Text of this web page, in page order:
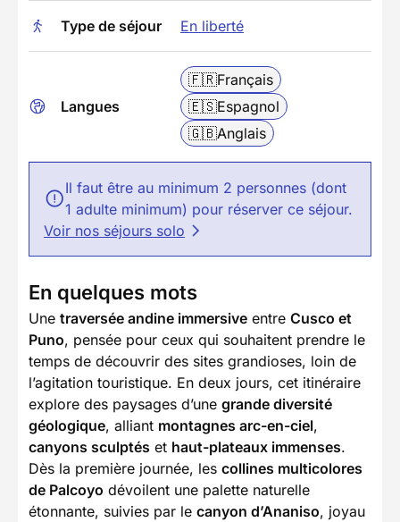
Type de séjour En liberté
Langues
🇫🇷Français
🇪🇸Espagnol
🇬🇧Anglais
Il faut être au minimum 2 personnes (dont
1 adulte minimum) pour réserver ce séjour.
Voir nos séjours solo
En quelques mots
Une traversée andine immersive entre Cusco et
Puno, pensée pour ceux qui souhaitent prendre le
temps de découvrir des sites grandioses, loin de
l’agitation touristique. En deux jours, cet itinéraire
explore des paysages d’une grande diversité
géologique, alliant montagnes arc-en-ciel,
canyons sculptés et haut-plateaux immenses.
Dès la première journée, les collines multicolores
de Palcoyo dévoilent une palette naturelle
étonnante, suivies par le canyon d’Ananiso, joyau